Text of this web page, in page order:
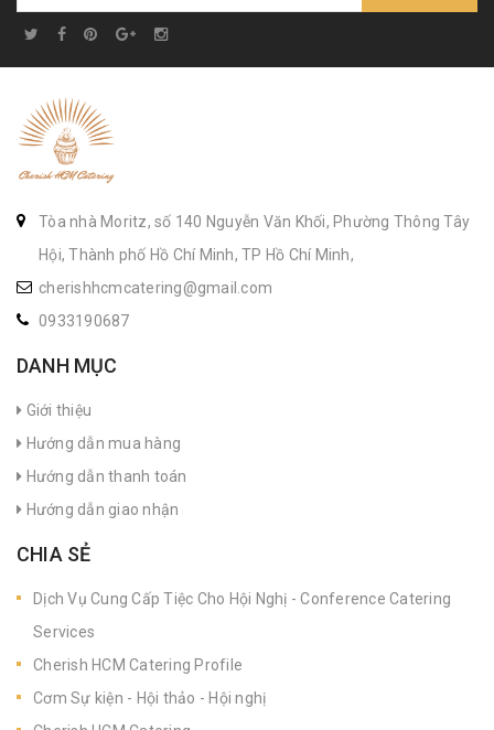
Tòa nhà Moritz, số 140 Nguyễn Văn Khối, Phường Thông Tây
Hội, Thành phố Hồ Chí Minh, TP Hồ Chí Minh,
cherishhcmcatering@gmail.com
0933190687
DANH MỤC
Giới thiệu
Hướng dẫn mua hàng
Hướng dẫn thanh toán
Hướng dẫn giao nhận
CHIA SẺ
Dịch Vụ Cung Cấp Tiệc Cho Hội Nghị - Conference Catering
Services
Cherish HCM Catering Profile
Cơm Sự kiện - Hội thảo - Hội nghị